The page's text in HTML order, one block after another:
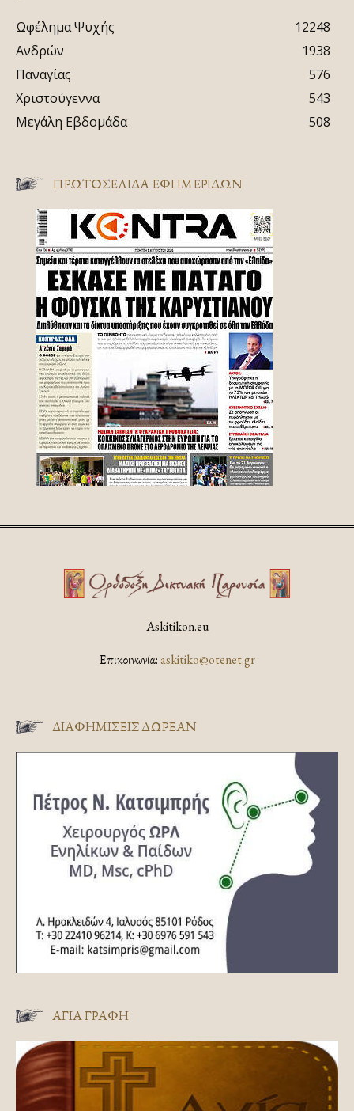
Ωφέλημα Ψυχής
12248
Ανδρών
1938
Παναγίας
576
Χριστούγεννα
543
Μεγάλη Εβδομάδα
508
ΠΡΩΤΟΣΈΛΙΔΑ ΕΦΗΜΕΡΊΔΩΝ
Askitikon.eu
Επικοινωνία:askitiko@otenet.gr
ΔΙΑΦΗΜΊΣΕΙΣ ΔΩΡΕΆΝ
ΑΓΊΑ ΓΡΑΦΉ